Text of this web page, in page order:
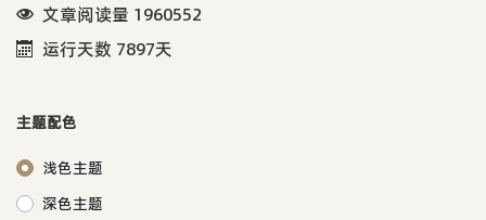
文章阅读量 1960552
运行天数 7897天
主题配色
浅色主题
深色主题